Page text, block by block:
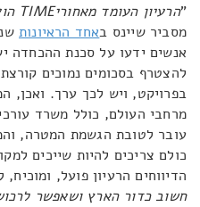
"הרעיון העומד מאחוריTIME
מסביר שיינס באחד הראיונות
אנשים ידעו על סכנת ההכחדה
להצטרף בסכומים נמוכים
בפרויקט, ויש לכך ערך. ואכן,
מרחבי העולם, כולל משרד
עובר לטובת הגשמת המטרה,
כולם צריכים להיות שייכים
הדיווחים הרעיון פועל,
חשוב כדור הארץ ושאפשר